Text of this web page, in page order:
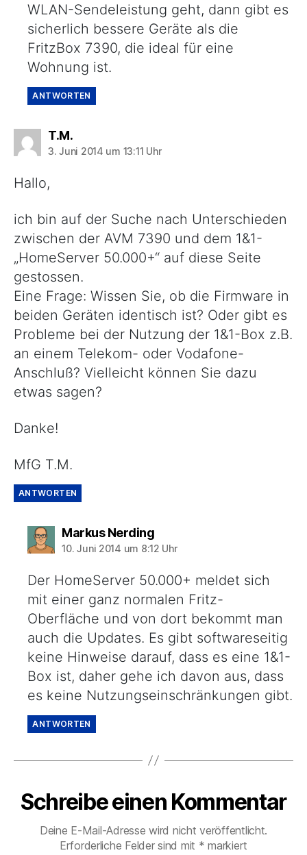
WLAN-Sendeleistung geht, dann gibt es
sicherlich bessere Geräte als die
FritzBox 7390, die ideal für eine
Wohnung ist.
ANTWORTEN
T.M.sagt:
3. Juni 2014 um 13:11 Uhr
Hallo,
ich bin auf der Suche nach Unterschieden
zwischen der AVM 7390 und dem 1&1-
„HomeServer 50.000+“ auf diese Seite
gestossen.
Eine Frage: Wissen Sie, ob die Firmware in
beiden Geräten identisch ist? Oder gibt es
Probleme bei der Nutzung der 1&1-Box z.B.
an einem Telekom- oder Vodafone-
Anschluß? Vielleicht können Sie dazu
etwas sagen?
Danke!
MfG T.M.
ANTWORTEN
Markus Nerdingsagt:
10. Juni 2014 um 8:12 Uhr
Der HomeServer 50.000+ meldet sich
mit einer ganz normalen Fritz-
Oberfläche und von dort bekommt man
auch die Updates. Es gibt softwareseitig
keine Hinweise darauf, dass es eine 1&1-
Box ist, daher gehe ich davon aus, dass
es keine Nutzungseinschränkungen gibt.
ANTWORTEN
Schreibe einen Kommentar
Deine E-Mail-Adresse wird nicht veröffentlicht.
Erforderliche Felder sind mit * markiert